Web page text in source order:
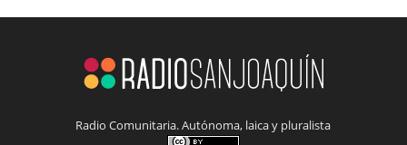
Radio Comunitaria. Autónoma, laica y pluralista